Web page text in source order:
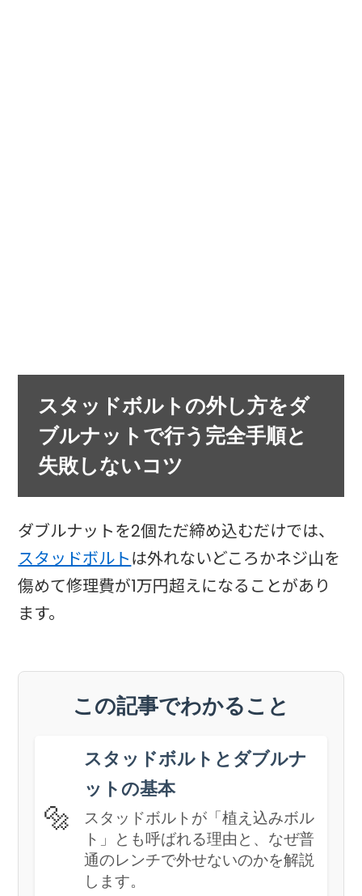
スタッドボルトの外し方をダ
ブルナットで行う完全手順と
失敗しないコツ
ダブルナットを2個ただ締め込むだけでは、
スタッドボルトは外れないどころかネジ山を
傷めて修理費が1万円超えになることがあり
ます。
この記事でわかること
🔩
スタッドボルトとダブルナ
ットの基本
スタッドボルトが「植え込みボル
ト」とも呼ばれる理由と、なぜ普
通のレンチで外せないのかを解説
します。